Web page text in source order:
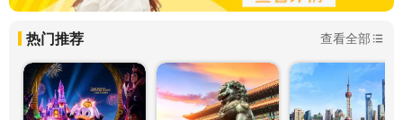
热门推荐 查看全部